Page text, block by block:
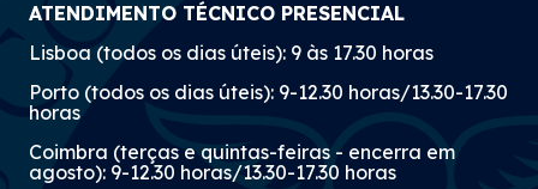
ATENDIMENTO TÉCNICO PRESENCIAL
Lisboa (todos os dias úteis): 9 às 17.30 horas
Porto (todos os dias úteis): 9-12.30 horas/13.30-17.30
horas
Coimbra (terças e quintas-feiras - encerra em
agosto): 9-12.30 horas/13.30-17.30 horas